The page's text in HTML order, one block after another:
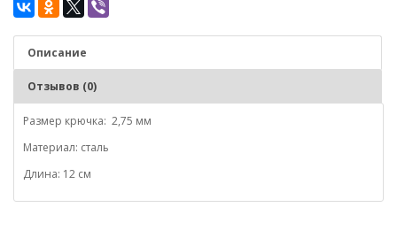
Описание
Отзывов (0)
Размер крючка: 2,75 мм
Материал: сталь
Длина: 12 см